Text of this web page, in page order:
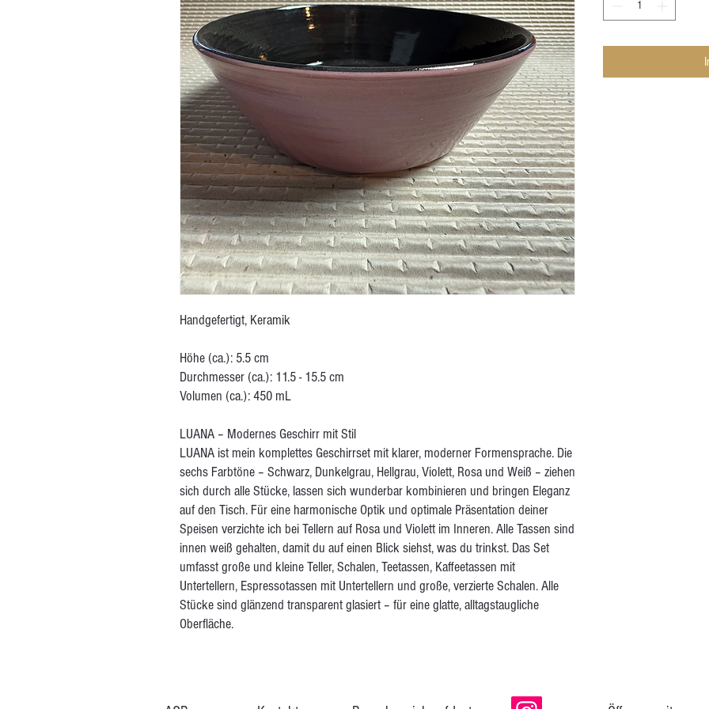
Handgefertigt, Keramik
Höhe (ca.): 5.5 cm
Durchmesser (ca.): 11.5 - 15.5 cm
Volumen (ca.): 450 mL
LUANA – Modernes Geschirr mit Stil
LUANA ist mein komplettes Geschirrset mit klarer, moderner Formensprache. Die
sechs Farbtöne – Schwarz, Dunkelgrau, Hellgrau, Violett, Rosa und Weiß – ziehen
sich durch alle Stücke, lassen sich wunderbar kombinieren und bringen Eleganz
auf den Tisch. Für eine harmonische Optik und optimale Präsentation deiner
Speisen verzichte ich bei Tellern auf Rosa und Violett im Inneren. Alle Tassen sind
innen weiß gehalten, damit du auf einen Blick siehst, was du trinkst. Das Set
umfasst große und kleine Teller, Schalen, Teetassen, Kaffeetassen mit
Untertellern, Espressotassen mit Untertellern und große, verzierte Schalen. Alle
Stücke sind glänzend transparent glasiert – für eine glatte, alltagstaugliche
Oberfläche.